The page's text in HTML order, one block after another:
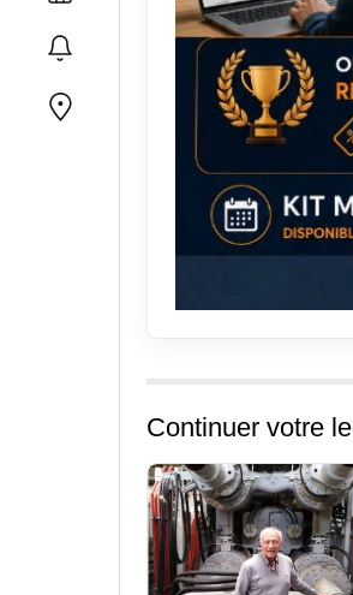
Continuer votre
Navigation
de
l’article